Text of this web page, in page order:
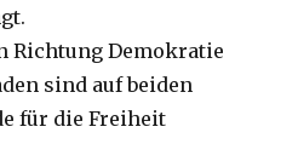
Richtung Demokratie
sind auf beiden
für die Freiheit